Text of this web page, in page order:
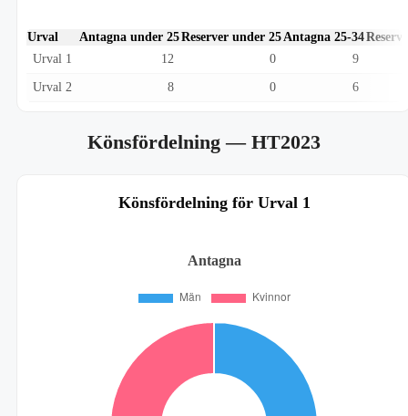
Urval Antagna under 25Reserver under 25 Antagna 25-34
Urval 1
12 0 9
Urval 2 8 0 6
Könsfördelning— HT2023
Könsfördelning för Urval 1
Antagna